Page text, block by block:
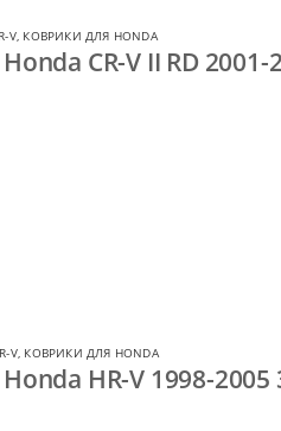
V, КОВРИКИ ДЛЯ HONDA
CR-V II RD
V, КОВРИКИ ДЛЯ HONDA
HR-V 1998-